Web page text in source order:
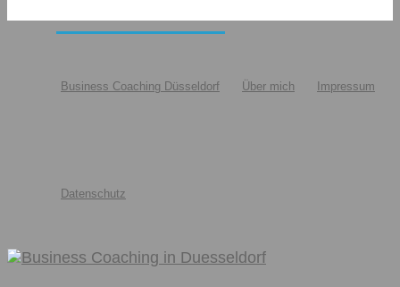
Business Coaching Düsseldorf Über mich Impressum
Datenschutz